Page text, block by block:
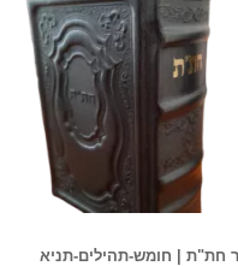
חת"ת | חומש-תהילים-תניא